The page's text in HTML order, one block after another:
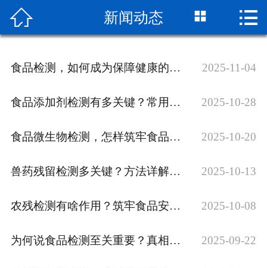
网站首页
新闻动态
检测流程
公司实景
 新闻动态  
食品检测，如何成为保障健康的关键？ 2025-11-04
食品添加剂检测有多关键？常用方法大公开 2025-10-28
食品微生物检测，怎样筑牢食品安全防线？ 2025-10-20
兽药残留检测多关键？方法详解来了！ 2025-10-13
农残检测有啥作用？筑牢食品安全基石！ 2025-10-08
为何说食品检测至关重要？真相在此揭晓！ 2025-09-22